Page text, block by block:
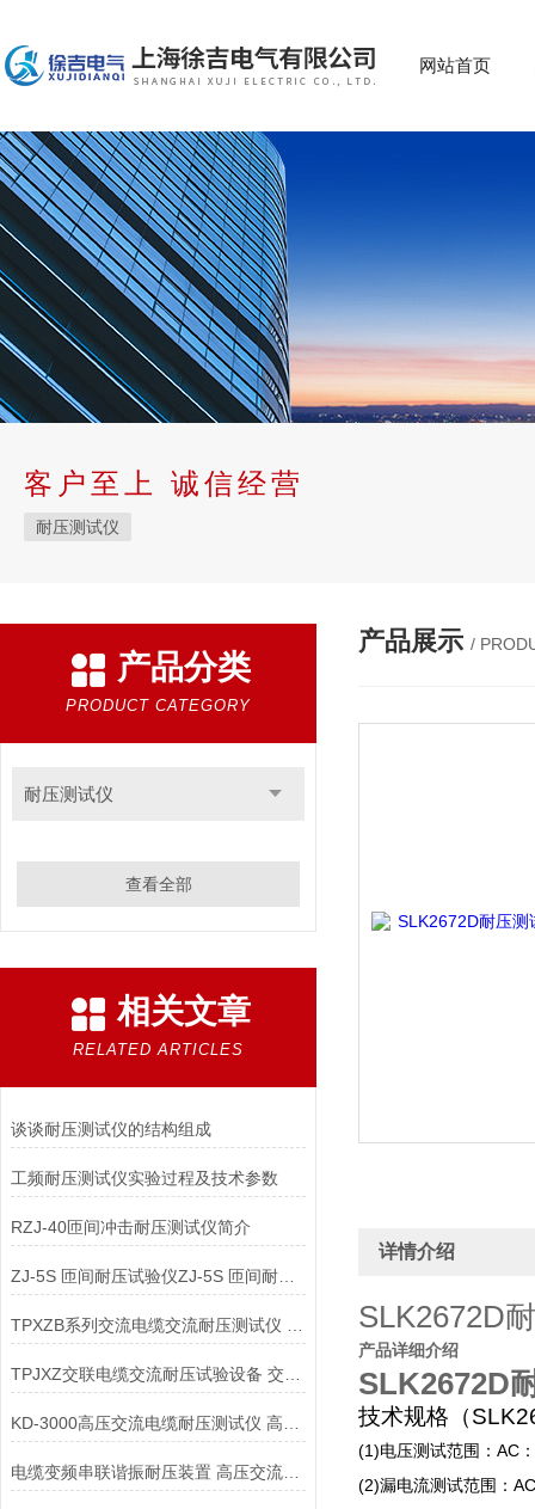
网站首页
客户至上 诚信经营
耐压测试仪
产品分类
PRODUCT CATEGORY
耐压测试仪
查看全部
相关文章
RELATED ARTICLES
谈谈耐压测试仪的结构组成
工频耐压测试仪实验过程及技术参数
RZJ-40匝间冲击耐压测试仪简介
ZJ-5S 匝间耐压试验仪ZJ-5S 匝间耐压测试仪
TPJXZ交联电缆交流耐压试验设备 交流电缆交流耐压测试仪
电缆变频串联谐振耐压装置 高压交流电缆耐压测试仪
产品展示 /
详情介绍
SLK2672D
产品详细介绍
SLK2672D
技术规格（
(1)电压测试范围： AC ：
(2)漏电流测试范围： AC